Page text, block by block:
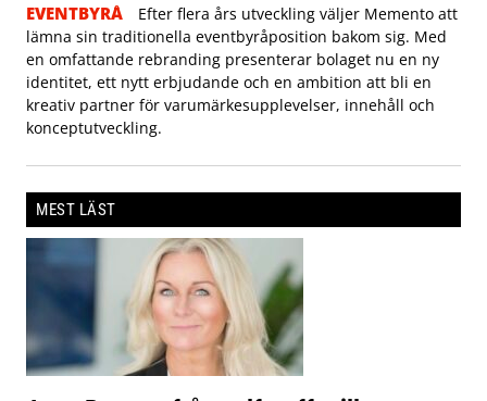
EVENTBYRÅ
Efter flera års utveckling väljer Memento att
lämna sin traditionella eventbyråposition bakom sig. Med
en omfattande rebranding presenterar bolaget nu en ny
identitet, ett nytt erbjudande och en ambition att bli en
kreativ partner för varumärkesupplevelser, innehåll och
konceptutveckling.
MEST LÄST